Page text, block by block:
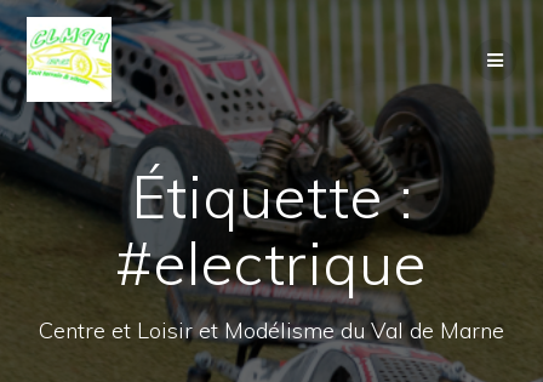
contenu
Étiquette :
#electrique
Centre et Loisir et Modélisme du Val de Marne